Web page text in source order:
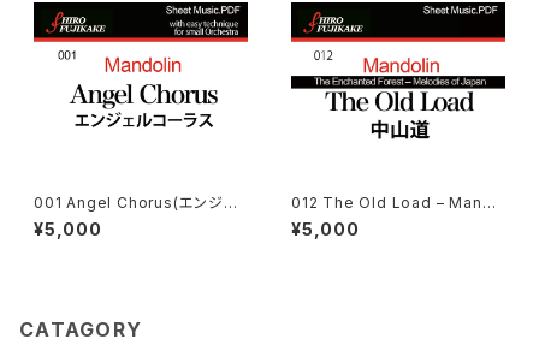
001 Angel Chorus(エンジェ
ルコーラス)
¥5,000
012 The Old Load – Mando
lin Orchestra (中山道)
¥5,000
CATAGORY